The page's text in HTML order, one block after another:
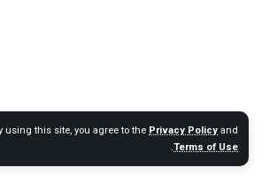
using this site, you agree to the Privacy Policy and
Terms of Use
.